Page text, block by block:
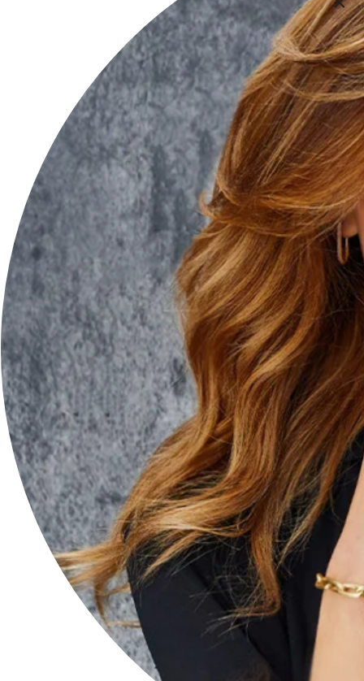
Vasile Gioielli Shop
Categorie
Careisgold
I nostri Brand
Contatti
Seguici su:
Instagram
Facebook
Iscriviti alla newsletter per essere sempre aggiornato
sulle novità e ricevere in anteprima tutte le promozioni
a te dedicate!
INVIA
Ragione Sociale: Vasile SRL
Partita Iva: 06883290824